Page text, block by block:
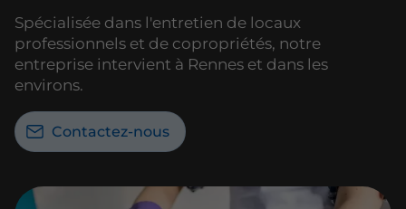
Spécialisée dans l'entretien de locaux
professionnels et de copropriétés, notre
entreprise intervient à Rennes et dans les
environs.
Contactez-nous